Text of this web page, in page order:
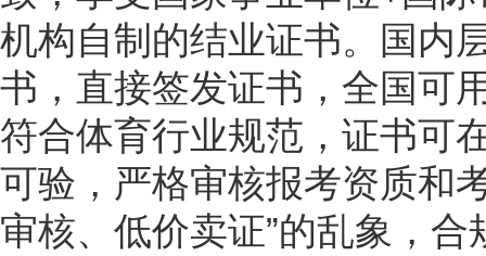
机构自制的结业证书。国内
书，直接签发证书，全国可
符合体育行业规范，证书可
可验，严格审核报考资质和
审核、低价卖证”的乱象，